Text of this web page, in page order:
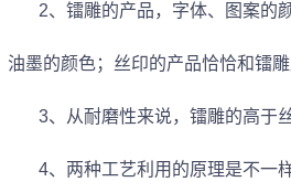
2、镭雕的产品，字体、图案的
油墨的颜色；丝印的产品恰恰和镭雕
3、从耐磨性来说，镭雕的高于
4、两种工艺利用的原理是不一